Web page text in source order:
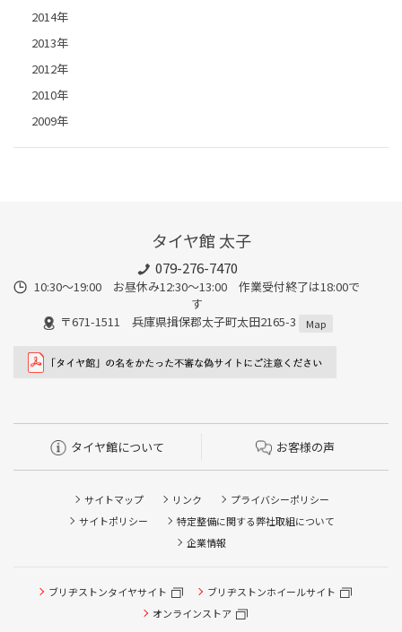
2014年
2013年
2012年
2010年
2009年
タイヤ館 太子
079-276-7470
10:30～19:00 お昼休み12:30～13:00 作業受付終了は18:00で
す
〒671-1511 兵庫県揖保郡太子町太田2165-3
Map
タイヤ館について お客様の声
サイトマップ リンク
プライバシーポリシー
サイトポリシー
特定整備に関する弊社取組について
企業情報
ブリヂストンタイヤサイト
ブリヂストンホイールサイト
オンラインストア
タイヤ点検・安全点検/タイヤ履き替え/オイル交換/その他
ピット作業の予約